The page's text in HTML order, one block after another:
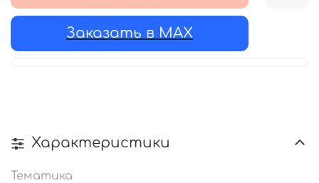
Заказать в MAX
Характеристики
Тематика